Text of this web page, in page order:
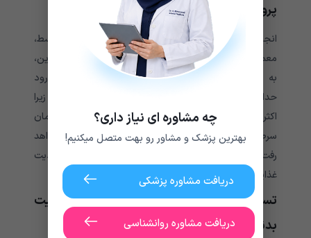
پروستات
انجام آزمایش PSA، حداقل در مردان در معرض خطر متوسط،
معمولاً قبل از سن 40 سالگی توصیه نمی‌شود. علاوه بر این،
به طور کلی باید از غربالگری برای مردانی که انتظار نمی‌رود
حداقل برای 10 تا 15 سال آینده زندگی کنند، اجتناب شود. زیرا
اکثر سرطان‌های پروستات رشد آهسته دارند و خطر درمان‌
سرطان پروستات “متوسط” احتمالاً از مزایای آن فراتر خواهد
رفت. قبل از انجام آزمایش PSA رعایت هیچ نوع محدودیت
غذایی لازم نیست.
تست آنتی‌ژن اختصاصی پروستات و فعالیت
بدنی و جنسی
چه مشاوره ای نیاز داری؟
بهترین پزشک و مشاور رو بهت متصل میکنیم!
دریافت مشاوره پزشکی
دریافت مشاوره روانشناسی